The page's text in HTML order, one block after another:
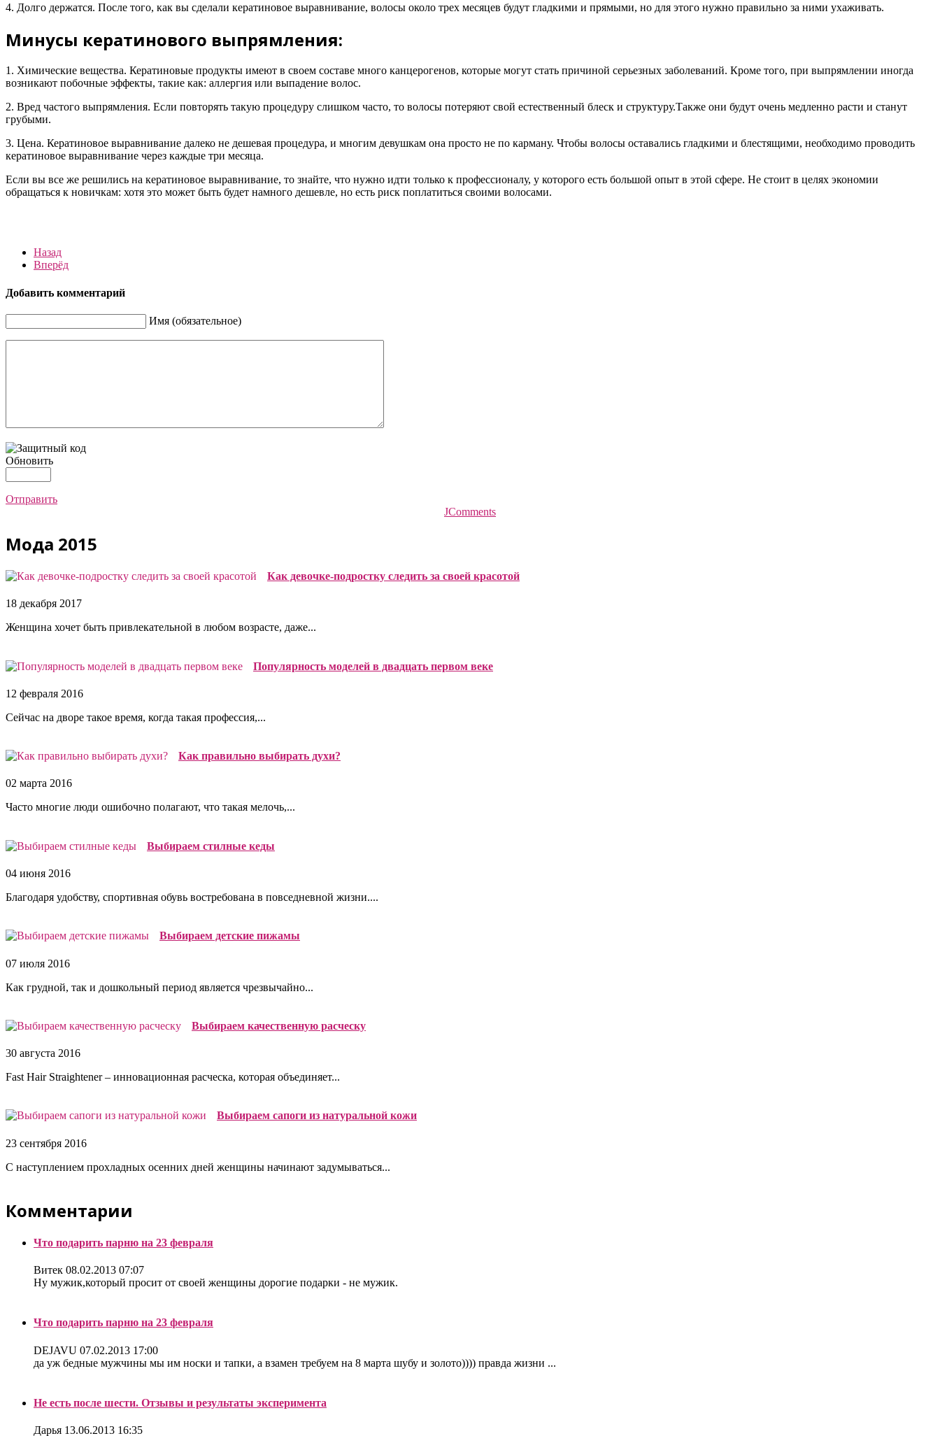
4. Долго держатся. После того, как вы сделали кератиновое выравнивание, волосы около трех месяцев будут гладкими и прямыми, но для этого нужно правильно за ними ухаживать.
Минусы кератинового выпрямления:
1. Химические вещества. Кератиновые продукты имеют в своем составе много канцерогенов, которые могут стать причиной серьезных заболеваний. Кроме того, при выпрямлении иногда
возникают побочные эффекты, такие как: аллергия или выпадение волос.
2. Вред частого выпрямления. Если повторять такую процедуру слишком часто, то волосы потеряют свой естественный блеск и структуру.Также они будут очень медленно расти и станут
грубыми.
3. Цена. Кератиновое выравнивание далеко не дешевая процедура, и многим девушкам она просто не по карману. Чтобы волосы оставались гладкими и блестящими, необходимо проводить
кератиновое выравнивание через каждые три месяца.
Если вы все же решились на кератиновое выравнивание, то знайте, что нужно идти только к профессионалу, у которого есть большой опыт в этой сфере. Не стоит в целях экономии
обращаться к новичкам: хотя это может быть будет намного дешевле, но есть риск поплатиться своими волосами.
Назад
Вперёд
Добавить комментарий
Имя (обязательное)
Обновить
Отправить
JComments
Мода 2015
Как девочке-подростку следить за своей красотой
18 декабря 2017
Женщина хочет быть привлекательной в любом возрасте, даже...
Популярность моделей в двадцать первом веке
12 февраля 2016
Сейчас на дворе такое время, когда такая профессия,...
Как правильно выбирать духи?
02 марта 2016
Часто многие люди ошибочно полагают, что такая мелочь,...
Выбираем стилные кеды
04 июня 2016
Благодаря удобству, спортивная обувь востребована в повседневной жизни....
Выбираем детские пижамы
07 июля 2016
Как грудной, так и дошкольный период является чрезвычайно...
Выбираем качественную расческу
30 августа 2016
Fast Hair Straightener – инновационная расческа, которая объединяет...
Выбираем сапоги из натуральной кожи
23 сентября 2016
С наступлением прохладных осенних дней женщины начинают задумываться...
Комментарии
Что подарить парню на 23 февраля
Витек 08.02.2013 07:07
Ну мужик,который просит от своей женщины дорогие подарки - не мужик.
Что подарить парню на 23 февраля
DEJAVU 07.02.2013 17:00
да уж бедные мужчины мы им носки и тапки, а взамен требуем на 8 марта шубу и золото)))) правда жизни ...
Не есть после шести. Отзывы и результаты эксперимента
Дарья 13.06.2013 16:35